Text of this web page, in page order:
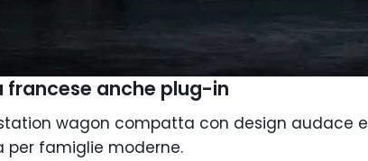
anche plug-in
wagon compatta con design audace e
per famiglie moderne.